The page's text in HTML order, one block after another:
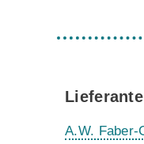
A.W. Faber-